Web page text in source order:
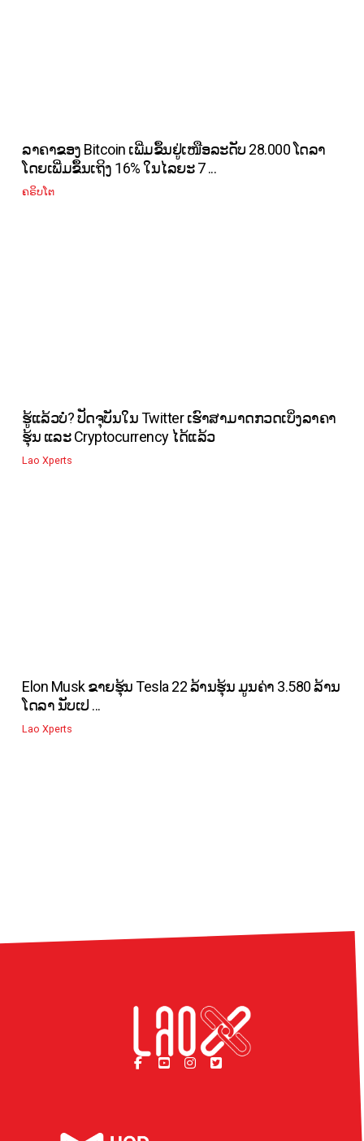
ລາຄາຂອງ Bitcoin ເພີ່ມຂຶ້ນຢູ່ເໜືອລະດັບ 28.000 ໂດລາ
ໂດຍເພີ່ມຂຶ້ນເຖິງ 16% ໃນໄລຍະ 7 ...
ຄຣິບໂຕ
ຮູ້ແລ້ວບໍ່? ປັດຈຸບັນໃນ Twitter ເຮົາສາມາດກວດເບິ່ງລາຄາ
ຮຸ້ນ ແລະ Cryptocurrency ໄດ້ແລ້ວ
Lao Xperts
Elon Musk ຂາຍຮຸ້ນ Tesla 22 ລ້ານຮຸ້ນ ມູນຄ່າ 3.580 ລ້ານ
ໂດລາ ນັບເປ ...
Lao Xperts